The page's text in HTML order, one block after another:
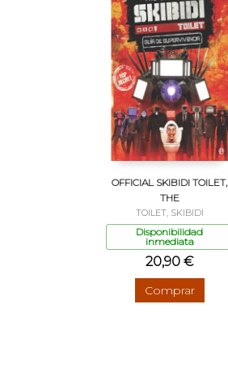
OFFICIAL SKIBIDI TOILET,
THE
TOILET, SKIBIDI
Disponibilidad
inmediata
20,90 €
Comprar